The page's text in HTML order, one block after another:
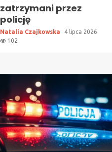
zatrzymani przez
policję
Natalia Czajkowska
4 lipca 2026
102